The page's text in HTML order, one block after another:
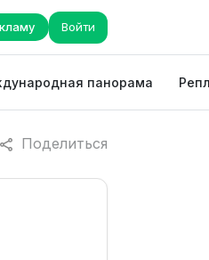
Войти
панорама
Поделиться